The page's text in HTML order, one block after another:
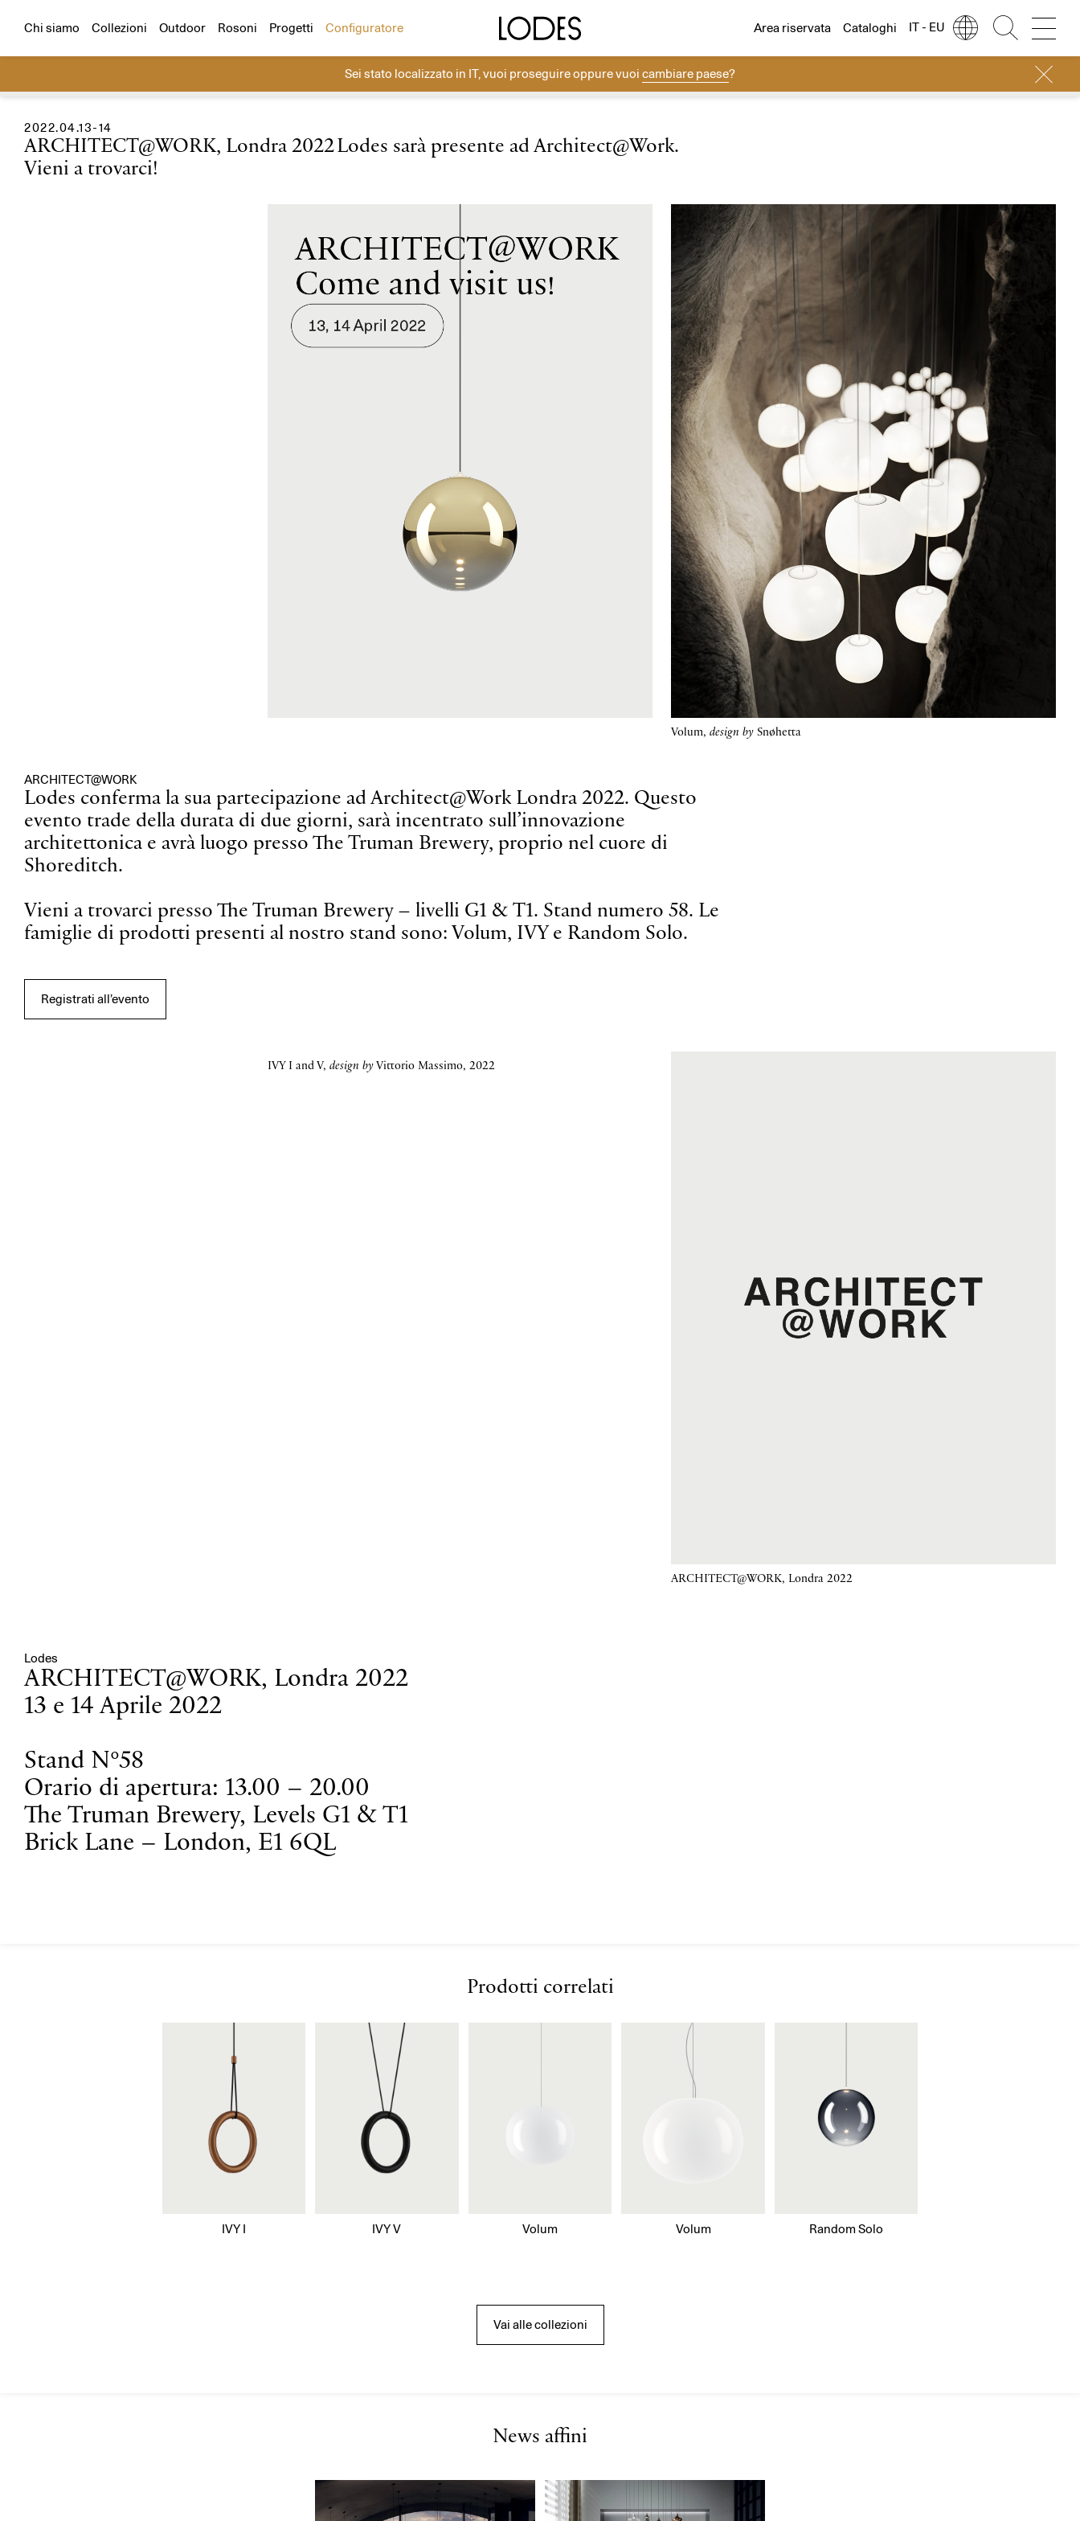
Sei stato localizzato in IT, vuoi proseguire oppure vuoicambiare paese?
Chi siamo Collezioni Outdoor Rosoni Progetti Configuratore Area riservata Cataloghi IT - EU
Deutsch
Español
简体中文
Resto del mondo
Lodes→News → Eventi→ARCHITECT@WORK, Londra 2022
2022.04.13-14
ARCHITECT@WORK, Londra 2022Lodes sarà presente ad Architect@Work.
Vieni a trovarci!
Volum, design by Snøhetta
ARCHITECT@WORK
Lodes conferma la sua partecipazione ad Architect@Work Londra 2022. Questo
evento trade della durata di due giorni, sarà incentrato sull’innovazione
architettonica e avrà luogo presso The Truman Brewery, proprio nel cuore di
Shoreditch.
Vieni a trovarci presso The Truman Brewery – livelli G1 & T1. Stand numero 58. Le
famiglie di prodotti presenti al nostro stand sono: Volum, IVY e Random Solo.
Registrati all’evento
IVY I and V, design by Vittorio Massimo, 2022
ARCHITECT@WORK, Londra 2022
Lodes
ARCHITECT@WORK, Londra 2022
13 e 14 Aprile 2022
Stand N°58
Orario di apertura: 13.00 – 20.00
The Truman Brewery, Levels G1 & T1
Brick Lane – London, E1 6QL
Prodotti correlati
IVY I IVY V Volum Volum Random Solo
Vai alle collezioni
News affini